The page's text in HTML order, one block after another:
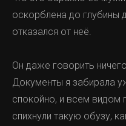
оскорблена до глубины
отказался от неё.
Он даже говорить
Документы я забирала
спокойно, и всем видом
спихнули такую обузу,